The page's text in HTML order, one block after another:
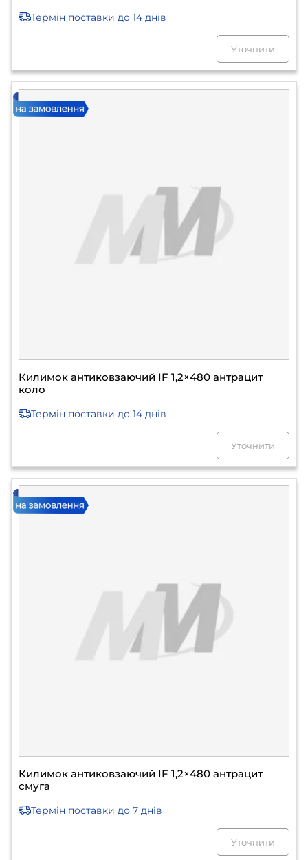
Термін поставки до 14 днів
Уточнити
Килимок антиковзаючий IF 1,2×480 антрацит
коло
Термін поставки до 14 днів
Уточнити
Килимок антиковзаючий IF 1,2×480 антрацит
смуга
Термін поставки до 7 днів
Уточнити